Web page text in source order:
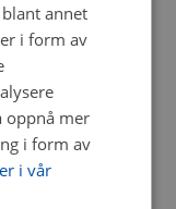
annet
i form av
oppnå mer
i form av
i vår